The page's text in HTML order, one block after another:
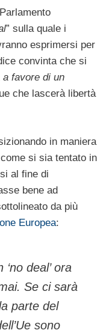
” sulla quale i
esprimersi per
convinta che si
a favore di un
che lascerà libertà
in maniera
si sia tentato in
al fine di
bene ad
da più
Europea:
deal’ ora
Se ci sarà
parte del
sono